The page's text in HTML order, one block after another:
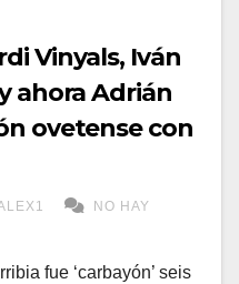
Vinyals, Iván
ahora Adrián
ovetense con
NO HAY
fue ‘carbayón’ seis